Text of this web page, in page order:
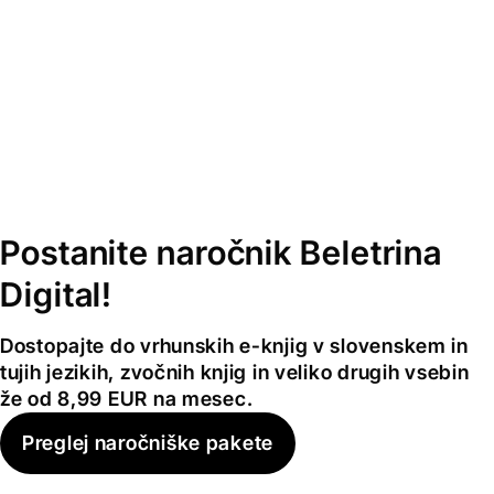
Postanite naročnik Beletrina
Digital!
Dostopajte do vrhunskih e-knjig v slovenskem in
tujih jezikih, zvočnih knjig in veliko drugih vsebin
že od 8,99 EUR na mesec.
Preglej naročniške pakete